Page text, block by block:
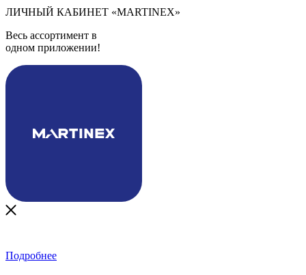
ЛИЧНЫЙ КАБИНЕТ «MARTINEX»
Весь ассортимент в
одном приложении!
Подробнее